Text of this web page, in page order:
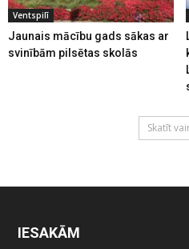
Ventspilī
Jaunais mācību gads sākas ar
svinībām pilsētas skolās
Skatīt
IESAKĀM